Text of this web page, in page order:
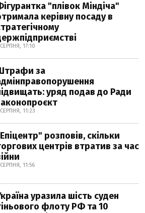
"плівок Міндіча"
керівну посаду в
17:10
за
уряд подав до Ради
11:23
розповів, скільки
центрів втратив за час
11:56
уразила шість суден
флоту РФ та 10